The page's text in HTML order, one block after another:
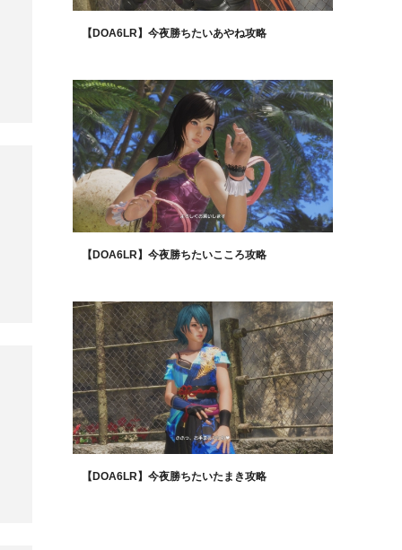
【DOA6LR】今夜勝ちたいあやね攻略
【DOA6LR】今夜勝ちたいこころ攻略
【DOA6LR】今夜勝ちたいたまき攻略